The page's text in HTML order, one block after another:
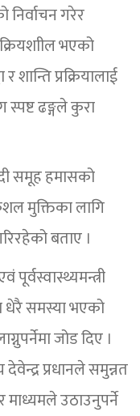
गरेर
भएको
शान्ति प्रक्रियालाई
स्पष्ट ढङ्गले कुरा
समूह हमासको
मुक्तिका लागि
बताए ।
धेरै समस्या भएको
जोड दिए ।
देवेन्द्र प्रधानले समुन्नत
माध्यमले उठाउनुपर्ने